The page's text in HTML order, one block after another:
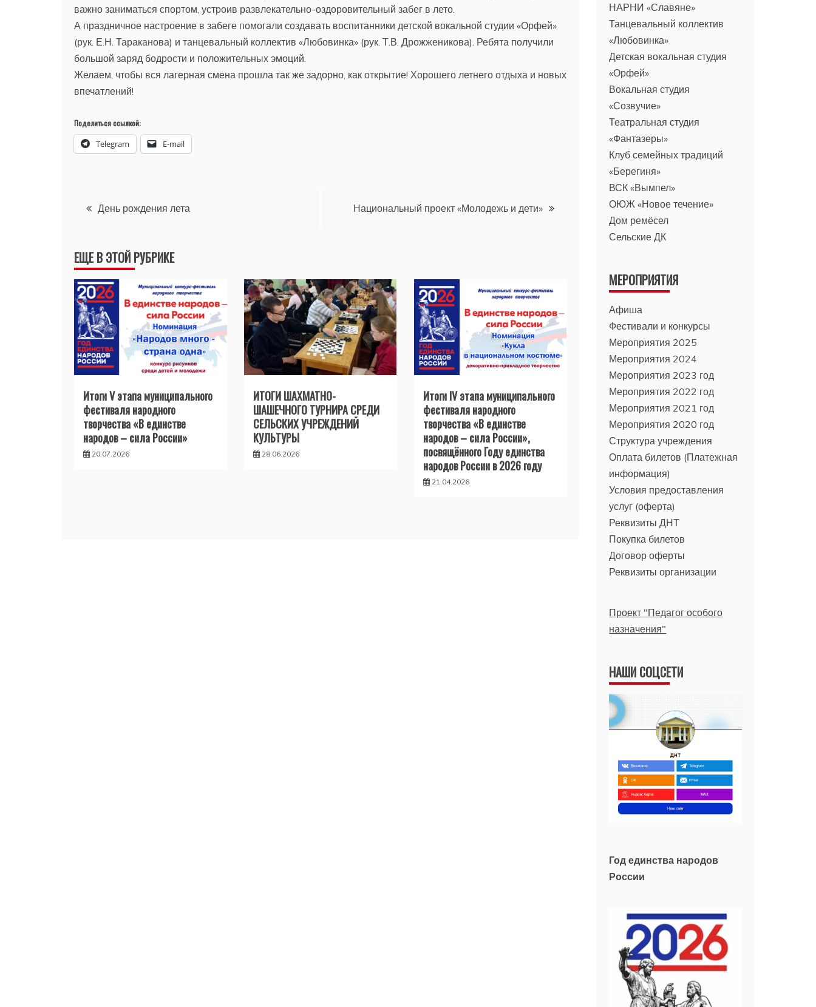
важно заниматься спортом, устроив развлекательно-оздоровительный забег в лето.
А праздничное настроение в забеге помогали создавать воспитанники детской вокальной студии «Орфей»
(рук. Е.Н. Тараканова) и танцевальный коллектив «Любовинка» (рук. Т.В. Дрожженикова). Ребята получили
большой заряд бодрости и положительных эмоций.
Желаем, чтобы вся лагерная смена прошла так же задорно, как открытие! Хорошего летнего отдыха и новых
впечатлений!
Поделиться ссылкой:
Telegram E-mail
Навигация
записям
День рождения лета Национальный проект «Молодежь и дети»
ЕЩЕ В ЭТОЙ РУБРИКЕ
Итоги V этапа муниципального
фестиваля народного
творчества «В единстве
народов – сила России»
20.07.2026
ИТОГИ ШАХМАТНО-
ШАШЕЧНОГО ТУРНИРА СРЕДИ
СЕЛЬСКИХ УЧРЕЖДЕНИЙ
КУЛЬТУРЫ
28.06.2026
Итоги IV этапа муниципального
фестиваля народного
творчества «В единстве
народов – сила России»,
посвящённого Году единства
народов России в 2026 году
21.04.2026
НАРНИ «Славяне»
Танцевальный коллектив
«Любовинка»
Детская вокальная студия
«Орфей»
Вокальная студия
«Созвучие»
Театральная студия
«Фантазеры»
Клуб семейных традиций
«Берегиня»
ВСК «Вымпел»
ОЮЖ «Новое течение»
Дом ремёсел
Сельские ДК
МЕРОПРИЯТИЯ
Афиша
Фестивали и конкурсы
Мероприятия 2025
Мероприятия 2024
Мероприятия 2023 год
Мероприятия 2022 год
Мероприятия 2021 год
Мероприятия 2020 год
Структура учреждения
Оплата билетов (Платежная
информация)
Условия предоставления
услуг (оферта)
Реквизиты ДНТ
Покупка билетов
Договор оферты
Реквизиты организации
Проект "Педагог особого
назначения"
НАШИ СОЦСЕТИ
Год единства народов
России